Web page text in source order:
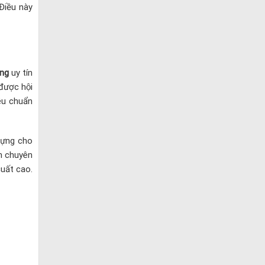
này
uy tín
hội
chuẩn
cho
chuyên
cao.